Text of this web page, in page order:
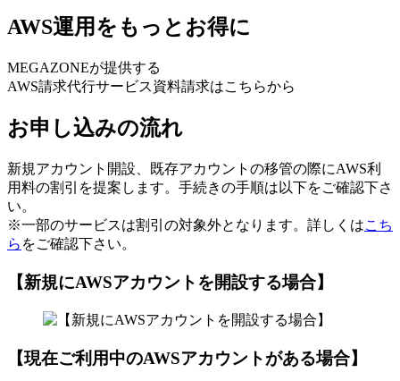
AWS運用をもっとお得に
MEGAZONEが提供する
AWS請求代行サービス資料請求はこちらから
お申し込みの流れ
新規アカウント開設、既存アカウントの移管の際にAWS利
用料の割引を提案します。手続きの手順は以下をご確認下さ
い。
※一部のサービスは割引の対象外となります。詳しくはこち
ら をご確認下さい。
【新規にAWSアカウントを開設する場合】
【現在ご利用中のAWSアカウントがある場合】